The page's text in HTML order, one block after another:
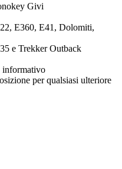
Givi
E360, E41, Dolomiti,
e Trekker Outback
informativo
per qualsiasi ulteriore